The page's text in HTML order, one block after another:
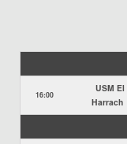
16:00
USM El
Harrach